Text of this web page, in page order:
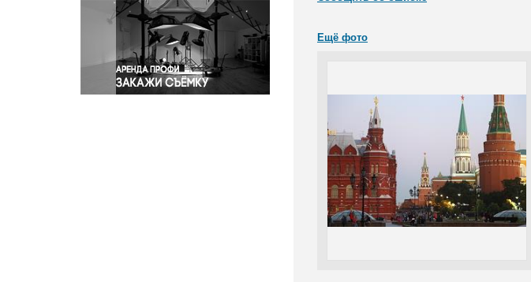
Спорт
Экология
Экономика и бизнес
Ещё фото